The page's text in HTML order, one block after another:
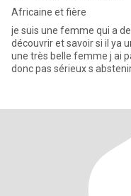
Africaine et fière
je suis une femme qui a des
découvrir et savoir si il ya
une très belle femme j ai
donc pas sérieux s